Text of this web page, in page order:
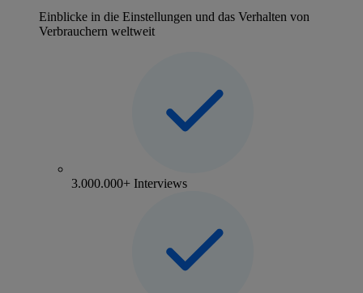
Einblicke in die Einstellungen und das Verhalten von
Verbrauchern weltweit
3.000.000+ Interviews